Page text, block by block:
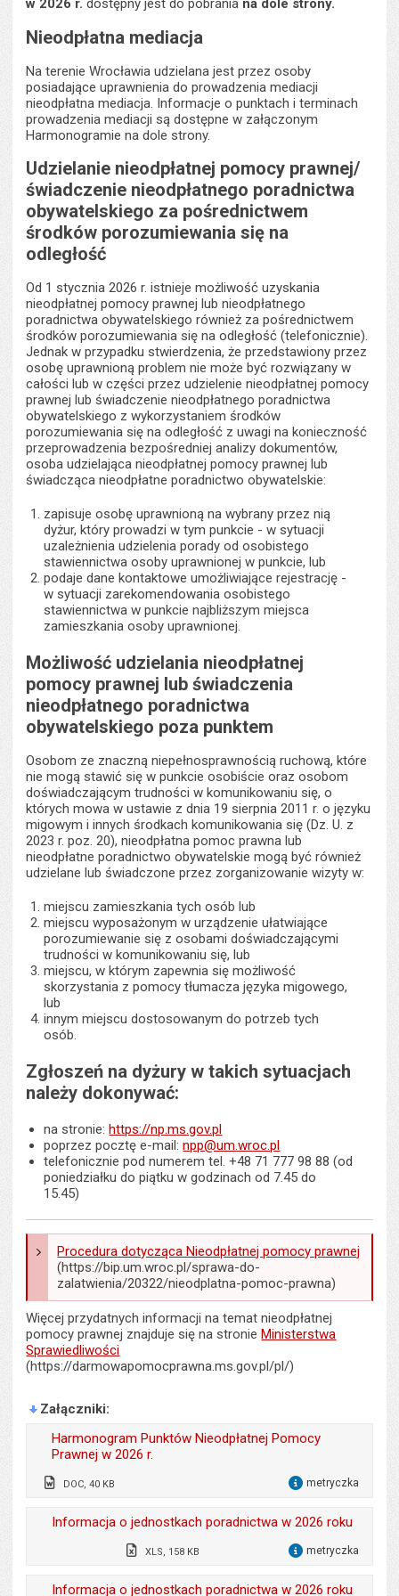
w 2026 r. dostępny jest do pobrania na dole strony.
Nieodpłatna mediacja
Na terenie Wrocławia udzielana jest przez osoby
posiadające uprawnienia do prowadzenia mediacji
nieodpłatna mediacja. Informacje o punktach i terminach
prowadzenia mediacji są dostępne w załączonym
Harmonogramie na dole strony.
Udzielanie nieodpłatnej pomocy prawnej/
świadczenie nieodpłatnego poradnictwa
obywatelskiego za pośrednictwem
środków porozumiewania się na
odległość
Od 1 stycznia 2026 r. istnieje możliwość uzyskania
nieodpłatnej pomocy prawnej lub nieodpłatnego
poradnictwa obywatelskiego również za pośrednictwem
środków porozumiewania się na odległość (telefonicznie).
Jednak w przypadku stwierdzenia, że przedstawiony przez
osobę uprawnioną problem nie może być rozwiązany w
całości lub w części przez udzielenie nieodpłatnej pomocy
prawnej lub świadczenie nieodpłatnego poradnictwa
obywatelskiego z wykorzystaniem środków
porozumiewania się na odległość z uwagi na konieczność
przeprowadzenia bezpośredniej analizy dokumentów,
osoba udzielająca nieodpłatnej pomocy prawnej lub
świadcząca nieodpłatne poradnictwo obywatelskie:
zapisuje osobę uprawnioną na wybrany przez nią
dyżur, który prowadzi w tym punkcie - w sytuacji
uzależnienia udzielenia porady od osobistego
stawiennictwa osoby uprawnionej w punkcie, lub
podaje dane kontaktowe umożliwiające rejestrację -
w sytuacji zarekomendowania osobistego
stawiennictwa w punkcie najbliższym miejsca
zamieszkania osoby uprawnionej.
Możliwość udzielania nieodpłatnej
pomocy prawnej lub świadczenia
nieodpłatnego poradnictwa
obywatelskiego poza punktem
Osobom ze znaczną niepełnosprawnością ruchową, które
nie mogą stawić się w punkcie osobiście oraz osobom
doświadczającym trudności w komunikowaniu się, o
których mowa w ustawie z dnia 19 sierpnia 2011 r. o języku
migowym i innych środkach komunikowania się (Dz. U. z
2023 r. poz. 20), nieodpłatna pomoc prawna lub
nieodpłatne poradnictwo obywatelskie mogą być również
udzielane lub świadczone przez zorganizowanie wizyty w:
miejscu zamieszkania tych osób lub
miejscu wyposażonym w urządzenie ułatwiające
porozumiewanie się z osobami doświadczającymi
trudności w komunikowaniu się, lub
miejscu, w którym zapewnia się możliwość
skorzystania z pomocy tłumacza języka migowego,
lub
innym miejscu dostosowanym do potrzeb tych
osób.
Zgłoszeń na dyżury w takich sytuacjach
należy dokonywać:
na stronie:https://np.ms.gov.pl
poprzez pocztę e-mail:npp@um.wroc.pl
telefonicznie pod numerem tel. +48 71 777 98 88 (od
poniedziałku do piątku w godzinach od 7.45 do
15.45)
Procedura dotycząca Nieodpłatnej pomocy prawnej
(https://bip.um.wroc.pl/sprawa-do-
zalatwienia/20322/nieodplatna-pomoc-prawna)
Więcej przydatnych informacji na temat nieodpłatnej
pomocy prawnej znajduje się na stronieMinisterstwa
Sprawiedliwości
(https://darmowapomocprawna.ms.gov.pl/pl/)
Załączniki
Harmonogram Punktów Nieodpłatnej Pomocy
Prawnej w 2026 r.
DOC, 40 KB metryczka
Odpowiedzialny za treść:
Anna Kieler
Data wytworzenia:
Informacja o jednostkach poradnictwa w 2026 roku
XLS, 158 KB metryczka
Odpowiedzialny za treść:
Anna Kieler
Informacja o jednostkach poradnictwa w 2026 roku